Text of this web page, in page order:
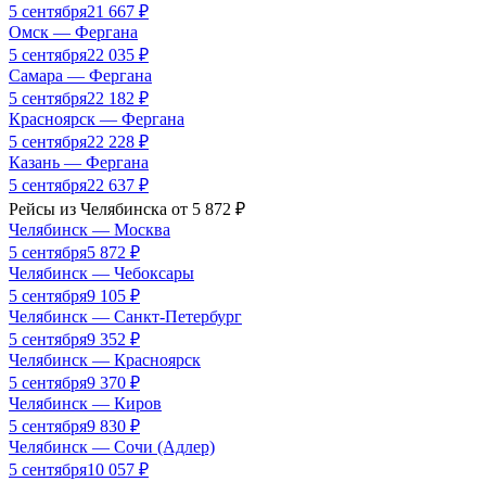
5 сентября21 667 ₽
Омск — Фергана
5 сентября22 035 ₽
Самара — Фергана
5 сентября22 182 ₽
Красноярск — Фергана
5 сентября22 228 ₽
Казань — Фергана
5 сентября22 637 ₽
Рейсы из Челябинска от 5 872 ₽
Челябинск — Москва
5 сентября5 872 ₽
Челябинск — Чебоксары
5 сентября9 105 ₽
Челябинск — Санкт-Петербург
5 сентября9 352 ₽
Челябинск — Красноярск
5 сентября9 370 ₽
Челябинск — Киров
5 сентября9 830 ₽
Челябинск — Сочи (Адлер)
5 сентября10 057 ₽